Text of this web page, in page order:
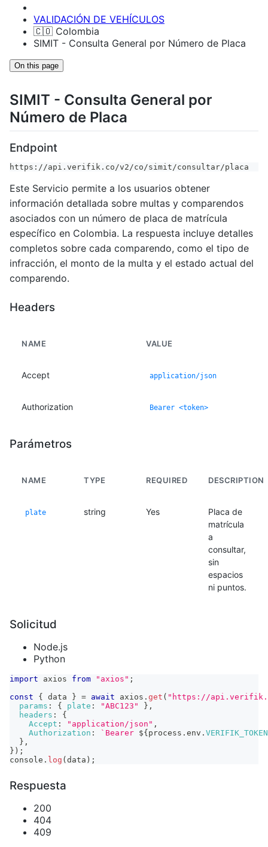
VALIDACIÓN DE VEHÍCULOS
🇨🇴 Colombia
SIMIT - Consulta General por Número de Placa
On this page
SIMIT - Consulta General por
Número de Placa
Endpoint
https://api.verifik.co/v2/co/simit/consultar/placa
Este Servicio permite a los usuarios obtener
información detallada sobre multas y comparendos
asociados con un número de placa de matrícula
específico en Colombia. La respuesta incluye detalles
completos sobre cada comparendo, como el tipo de
infracción, el monto de la multa y el estado actual del
comparendo.
Headers
NAME VALUE
Accept application/json
Authorization Bearer <token>
Parámetros
NAME TYPE REQUIRED DESCRIPTION
plate string Yes
Placa de
matrícula
a
consultar,
sin
espacios
ni puntos.
Solicitud
Node.js
Python
import axios from "axios" ;
const
{ data } = await axios . get ( "https://
params : { plate : "ABC123" } ,
headers :
{
Accept : "application/json" ,
Authorization : ` Bearer ${ process . env . VERIFIK_TOKEN
} ,
} ) ;
console . log ( data ) ;
Respuesta
200
404
409